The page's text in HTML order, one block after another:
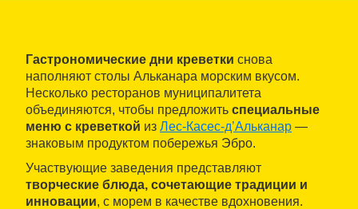
Гастрономические дни креветки снова
наполняют столы Альканара морским вкусом.
Несколько ресторанов муниципалитета
объединяются, чтобы предложить специальные
меню с креветкой из Лес-Касес-д’Альканар —
знаковым продуктом побережья Эбро.
Участвующие заведения представляют
творческие блюда, сочетающие традиции и
инновации, с морем в качестве вдохновения.